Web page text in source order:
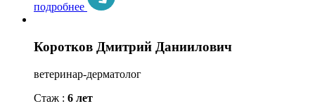
подробнее
Коротков Дмитрий Даниилович
ветеринар-дерматолог
Стаж : 6 лет